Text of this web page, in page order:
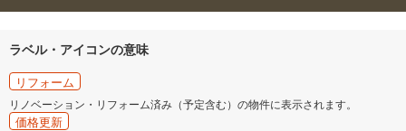
ラベル・アイコンの意味
リフォーム
リノベーション・リフォーム済み（予定含む）の物件に表示されます。
価格更新